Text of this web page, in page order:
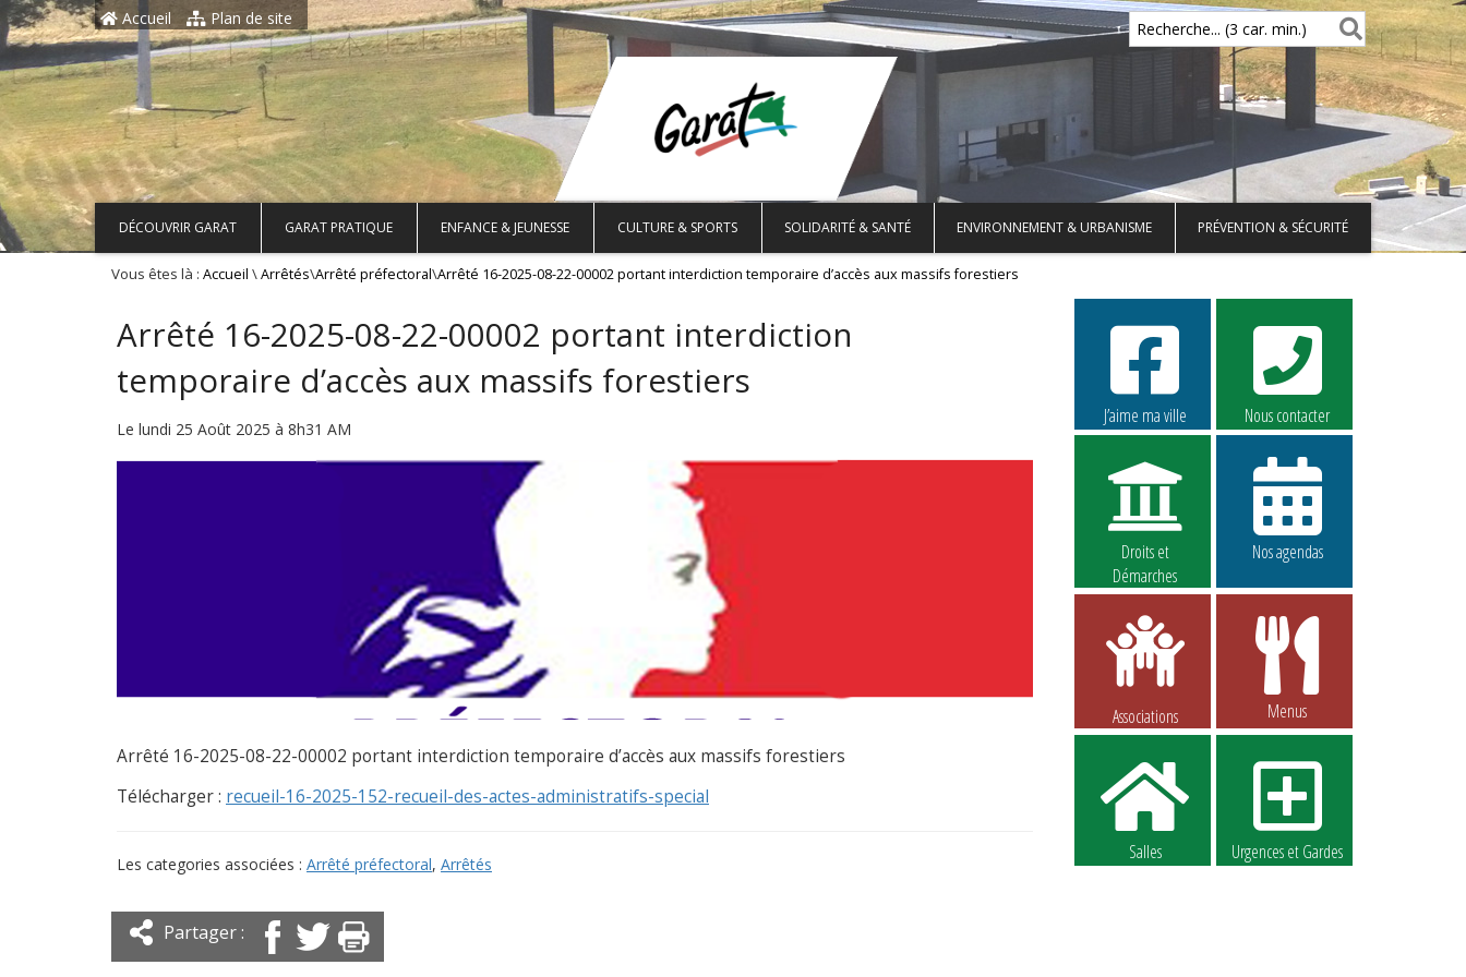
Aller au contenu principal
Accueil Plan de site
Recherche... (3 car. min.)
DÉCOUVRIR GARAT GARAT PRATIQUE ENFANCE & JEUNESSE CULTURE & SPORTS SOLIDARITÉ & SANTÉ ENVIRONNEMENT & URBANISME PRÉVENTION & SÉCURITÉ
Vous êtes là : Accueil \Arrêtés\Arrêté préfectoral\Arrêté 16-2025-08-22-00002 portant interdiction temporaire d’accès aux massifs forestiers
Arrêté 16-2025-08-22-00002 portant interdiction
temporaire d’accès aux massifs forestiers
Le lundi 25 Août 2025 à 8h31 AM
Arrêté 16-2025-08-22-00002 portant interdiction temporaire d’accès aux massifs forestiers
Télécharger : recueil-16-2025-152-recueil-des-actes-administratifs-special
Les categories associées : Arrêté préfectoral, Arrêtés
J’aime ma ville Nous contacter
Droits et
Démarches
Nos agendas
Associations Menus
Salles Urgences et Gardes
Partager :